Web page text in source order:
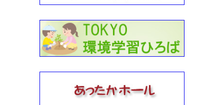
2023-02-26
2023年3月末日：もったいないコーナー終了のお知らせ
2022-12-10
2022年10月29日：多摩丘陵の植物を観察しながら歩こう《